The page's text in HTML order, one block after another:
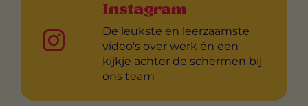
Instagram
De leukste en leerzaamste
video's over werk én een
kijkje achter de schermen bij
ons team